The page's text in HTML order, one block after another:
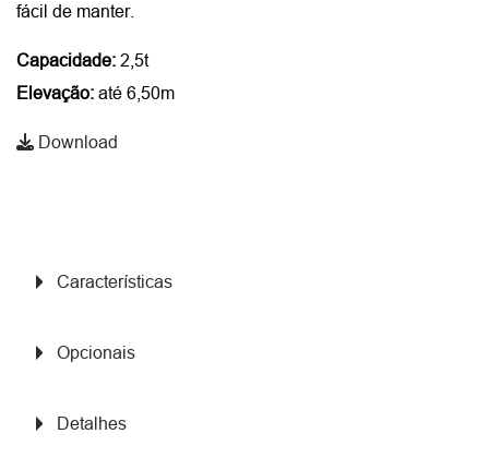
fácil de manter.
Capacidade: 2,5t
Elevação: até 6,50m
Download
Características
Opcionais
Detalhes